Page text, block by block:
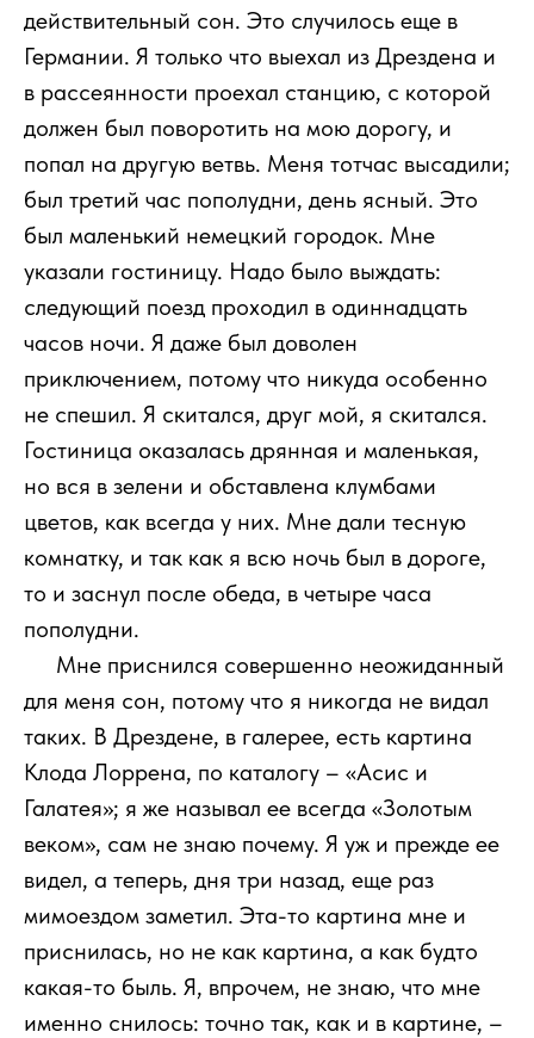
действительный сон. Это случилось еще в
Германии. Я только что выехал из Дрездена и
в рассеянности проехал станцию, с которой
должен был поворотить на мою дорогу, и
попал на другую ветвь. Меня тотчас высадили;
был третий час пополудни, день ясный. Это
был маленький немецкий городок. Мне
указали гостиницу. Надо было выждать:
следующий поезд проходил в одиннадцать
часов ночи. Я даже был доволен
приключением, потому что никуда особенно
не спешил. Я скитался, друг мой, я скитался.
Гостиница оказалась дрянная и маленькая,
но вся в зелени и обставлена клумбами
цветов, как всегда у них. Мне дали тесную
комнатку, и так как я всю ночь был в дороге,
то и заснул после обеда, в четыре часа
пополудни.
Мне приснился совершенно неожиданный
для меня сон, потому что я никогда не видал
таких. В Дрездене, в галерее, есть картина
Клода Лоррена, по каталогу – «Асис и
Галатея»; я же называл ее всегда «Золотым
веком», сам не знаю почему. Я уж и прежде ее
видел, а теперь, дня три назад, еще раз
мимоездом заметил. Эта-то картина мне и
приснилась, но не как картина, а как будто
какая-то быль. Я, впрочем, не знаю, что мне
именно снилось: точно так, как и в картине, –